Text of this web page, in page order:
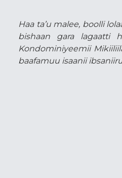
Haa ta’u malee, boolli
bishaan gara lagaatti
Kondominiyeemii
baafamuu isaanii